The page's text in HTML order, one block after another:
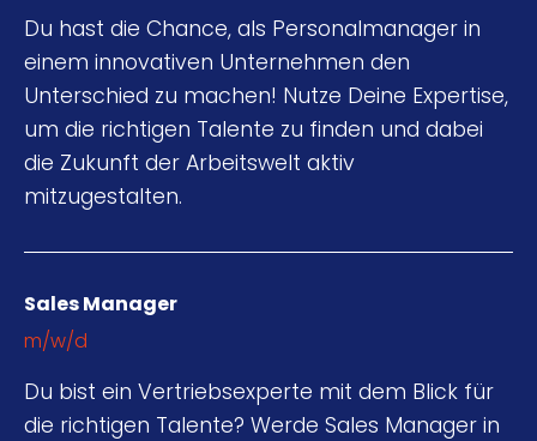
Du hast die Chance, als Personalmanager in
einem innovativen Unternehmen den
Unterschied zu machen! Nutze Deine Expertise,
um die richtigen Talente zu finden und dabei
die Zukunft der Arbeitswelt aktiv
mitzugestalten.
Sales Manager
m/w/d
Du bist ein Vertriebsexperte mit dem Blick für
die richtigen Talente? Werde Sales Manager in